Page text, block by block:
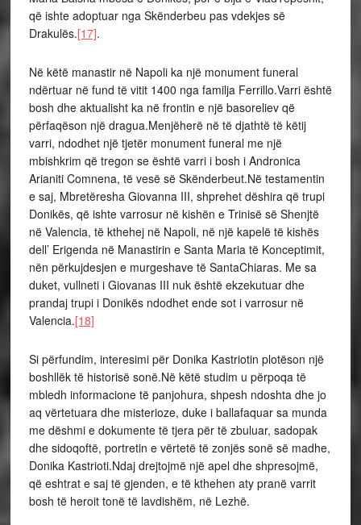
që ishte adoptuar nga Skënderbeu pas vdekjes së
Drakulës.[17].
Në këtë manastir në Napoli ka një monument funeral
ndërtuar në fund të vitit 1400 nga familja Ferrillo.Varri është
bosh dhe aktualisht ka në frontin e një basoreliev që
përfaqëson një dragua.Menjëherë në të djathtë të këtij
varri, ndodhet një tjetër monument funeral me një
mbishkrim që tregon se është varri i bosh i Andronica
Arianiti Comnena, të vesë së Skënderbeut.Në testamentin
e saj, Mbretëresha Giovanna III, shprehet dëshira që trupi
Donikës, që ishte varrosur në kishën e Trinisë së Shenjtë
në Valencia, të kthehej në Napoli, në një kapelë të kishës
dell’ Erigenda në Manastirin e Santa Maria të Konceptimit,
nën përkujdesjen e murgeshave të SantaChiaras. Me sa
duket, vullneti i Giovanas III nuk është ekzekutuar dhe
prandaj trupi i Donikës ndodhet ende sot i varrosur në
Valencia.[18]
Si përfundim, interesimi për Donika Kastriotin plotëson një
boshllëk të historisë sonë.Në këtë studim u përpoqa të
mbledh informacione të panjohura, shpesh ndoshta dhe jo
aq vërtetuara dhe misterioze, duke i ballafaquar sa munda
me dëshmi e dokumente të tjera për të zbuluar, sadopak
dhe sidoqoftë, portretin e vërtetë të zonjës sonë së madhe,
Donika Kastrioti.Ndaj drejtojmë një apel dhe shpresojmë,
që eshtrat e saj të gjenden, e të kthehen aty pranë varrit
bosh të heroit tonë të lavdishëm, në Lezhë.